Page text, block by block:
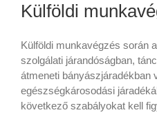
Külföldi
Külföldi munkavégzés során
szolgálati járandóságban,
átmeneti bányászjáradékban
egészségkárosodási
következő szabályokat kell